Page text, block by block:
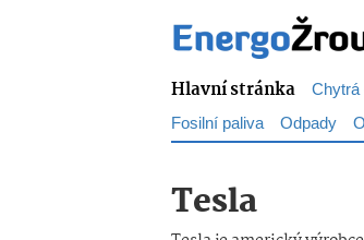
Hlavní stránka
Fosilní paliva Odpady
Tesla